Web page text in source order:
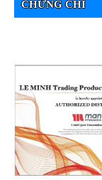
CHỨNG CHỈ